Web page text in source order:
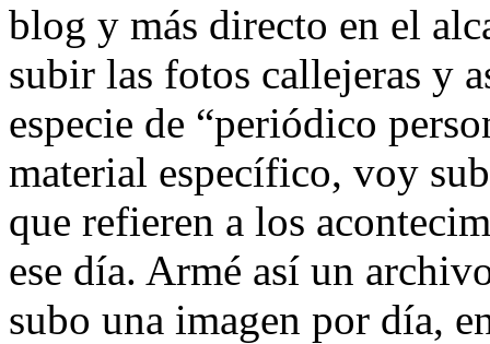
blog y más directo en el
subir las fotos callejeras y
especie de “periódico
material específico, voy
que refieren a los
ese día. Armé así un
subo una imagen por día,